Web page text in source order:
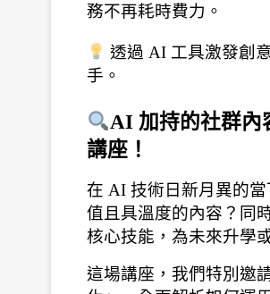
務不再耗時費力。
透過 AI 工具激發創
手。
AI 加持的社群內
講座！
在 AI 技術日新月異的
值且具溫度的內容？同
核心技能，為未來升學
這場講座，我們特別邀